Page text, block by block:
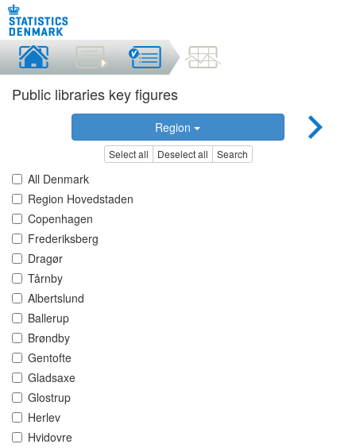
Public libraries key figures
Region
Select all Deselect all Search
All Denmark
Region Hovedstaden
Copenhagen
Frederiksberg
Dragør
Tårnby
Albertslund
Ballerup
Brøndby
Gentofte
Gladsaxe
Glostrup
Herlev
Hvidovre